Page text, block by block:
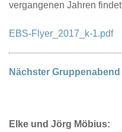
vergangenen Jahren
EBS-Flyer_2017_k-1.pdf
Nächster
Elke und Jörg Möbius: